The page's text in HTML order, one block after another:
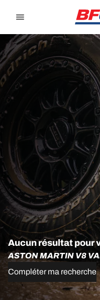
Aucun résultat pour
ASTON MARTIN V8
Compléter ma recherche